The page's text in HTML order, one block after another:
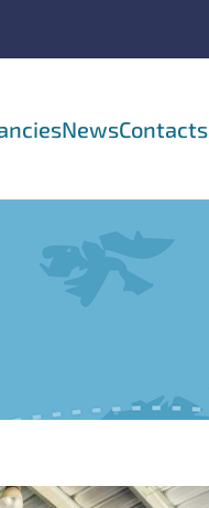
NewsContacts